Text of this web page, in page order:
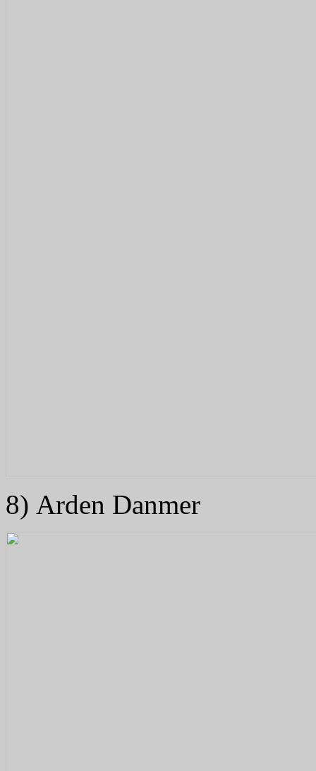
8) Arden Danmer